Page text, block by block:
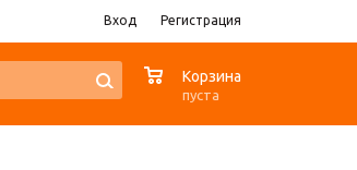
Вход Регистрация
Корзина
пуста